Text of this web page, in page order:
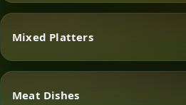
Vegetarian
Mixed Platters
Meat Dishes